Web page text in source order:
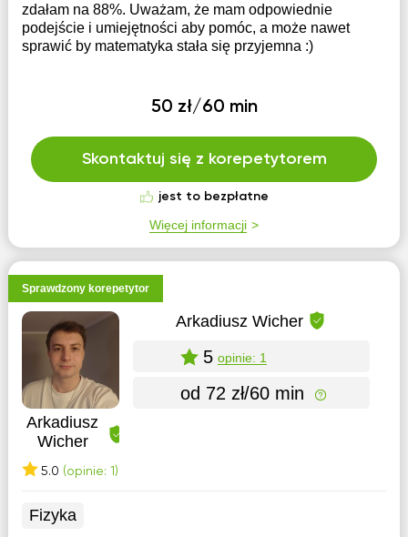
zdałam na 88%. Uważam, że mam odpowiednie
podejście i umiejętności aby pomóc, a może nawet
sprawić by matematyka stała się przyjemna :)
50 zł/60 min
Skontaktuj się z korepetytorem
jest to bezpłatne
Więcej informacji
Sprawdzony korepetytor
Arkadiusz
Wicher
5.0 (opinie: 1)
Arkadiusz Wicher
5 opinie: 1
od 72 zł/60 min
Fizyka